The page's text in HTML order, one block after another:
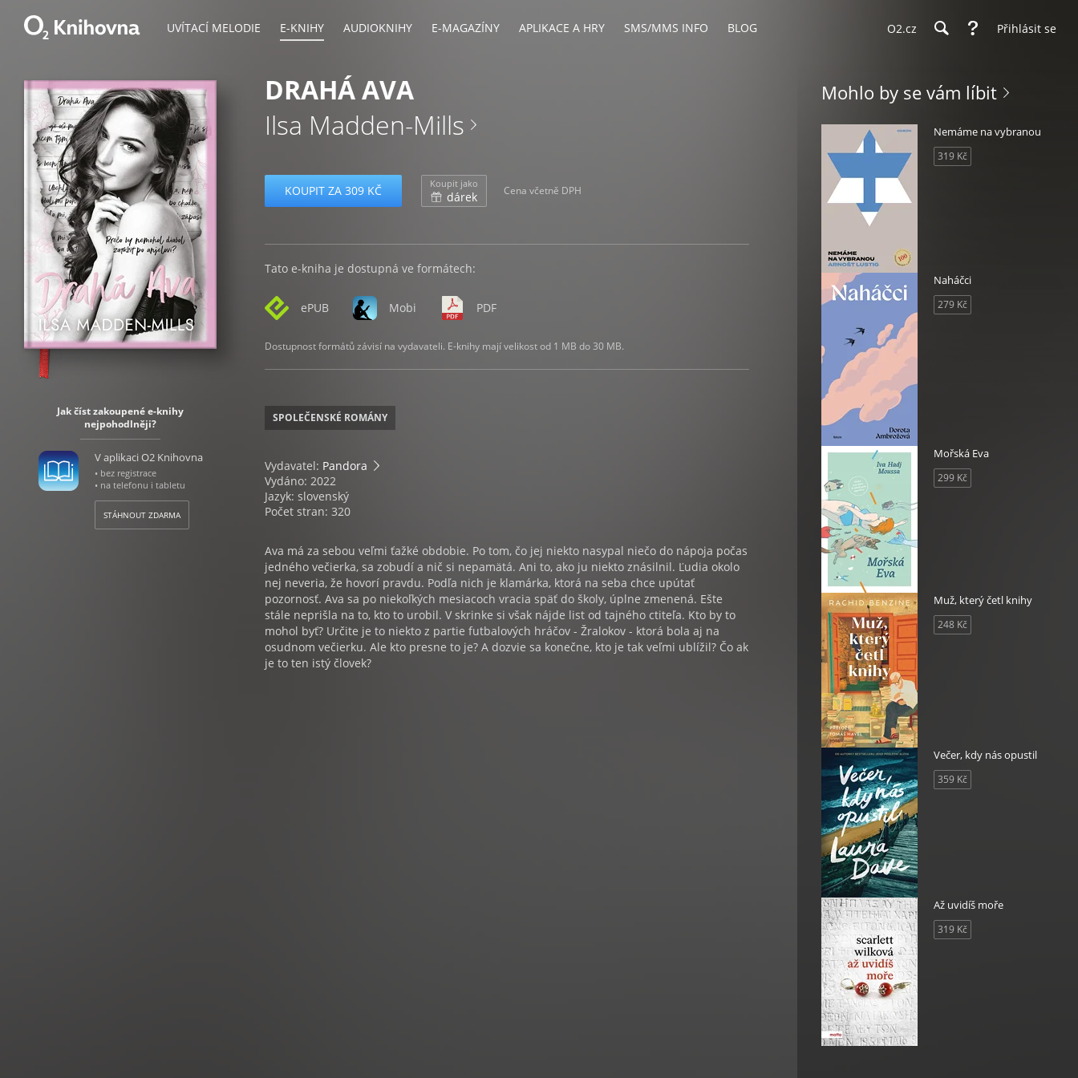
UVÍTACÍ MELODIE E-KNIHY AUDIOKNIHY E-MAGAZÍNY APLIKACE A HRY SMS/MMS INFO BLOG O2.cz Přihlásit se
Jak číst zakoupené e-knihy
nejpohodlněji?
V aplikaci O2 Knihovna
• bez registrace
• na telefonu i tabletu
STÁHNOUT ZDARMA
DRAHÁ AVA
Ilsa Madden-Mills
KOUPIT ZA 309 KČ Koupit jako
dárek Cena včetně DPH
Tato e-kniha je dostupná ve formátech:
ePUB Mobi PDF
Dostupnost formátů závisí na vydavateli. E-knihy mají velikost od 1 MB do 30 MB.
SPOLEČENSKÉ ROMÁNY
Vydavatel: Pandora
Vydáno: 2022
Jazyk: slovenský
Počet stran: 320
Ava má za sebou veľmi ťažké obdobie. Po tom, čo jej niekto nasypal niečo do nápoja počas
jedného večierka, sa zobudí a nič si nepamätá. Ani to, ako ju niekto znásilnil. Ľudia okolo
nej neveria, že hovorí pravdu. Podľa nich je klamárka, ktorá na seba chce upútať
pozornosť. Ava sa po niekoľkých mesiacoch vracia späť do školy, úplne zmenená. Ešte
stále neprišla na to, kto to urobil. V skrinke si však nájde list od tajného ctiteľa. Kto by to
mohol byť? Určite je to niekto z partie futbalových hráčov - Žralokov - ktorá bola aj na
osudnom večierku. Ale kto presne to je? A dozvie sa konečne, kto je tak veľmi ublížil? Čo ak
je to ten istý človek?
Mohlo by se vám líbit
Nemáme na vybranou
319 Kč
Naháčci
279 Kč
Mořská Eva
299 Kč
Muž, který četl knihy
248 Kč
Večer, kdy nás opustil
359 Kč
Až uvidíš moře
319 Kč